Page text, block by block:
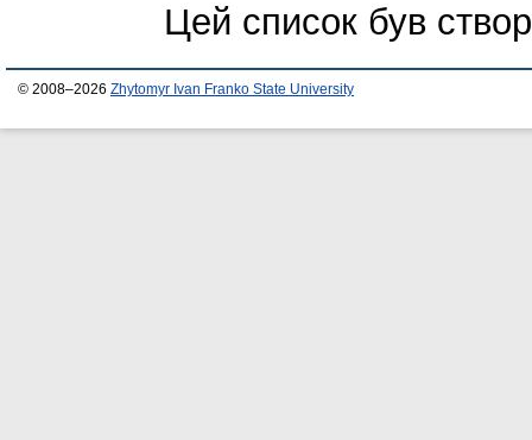
Цей список був
© 2008–2026 Zhytomyr Ivan Franko State University